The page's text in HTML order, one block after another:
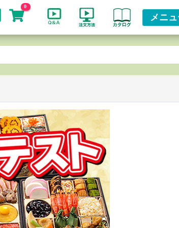
0
メニ